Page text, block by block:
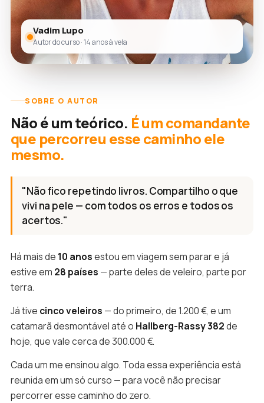
Vadim Lupo
Autor do curso · 14 anos à vela
SOBRE O AUTOR
Não é um teórico. É um comandante
que percorreu esse caminho ele
mesmo.
"Não fico repetindo livros. Compartilho o que
vivi na pele — com todos os erros e todos os
acertos."
Há mais de 10 anosestou em viagem sem parar e já
estive em 28 países — parte deles de veleiro, parte por
terra.
Já tive cinco veleiros — do primeiro, de 1.200 €, e um
catamarã desmontável até o Hallberg-Rassy 382de
hoje, que vale cerca de 300.000 €.
Cada um me ensinou algo. Toda essa experiência está
reunida em um só curso — para você não precisar
percorrer esse caminho do zero.